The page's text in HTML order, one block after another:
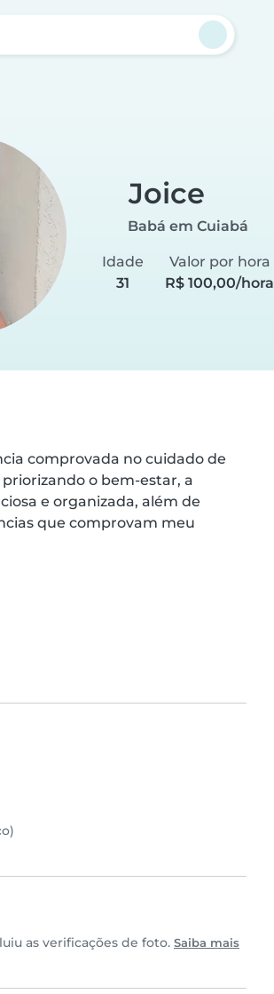
Joice
Babá em Cuiabá
Idade
31
Valor por hora
R$ 100,00/hora
comprovada no cuidado de
o bem-estar, a
e organizada, além de
que comprovam meu
as verificações de foto. Saiba mais